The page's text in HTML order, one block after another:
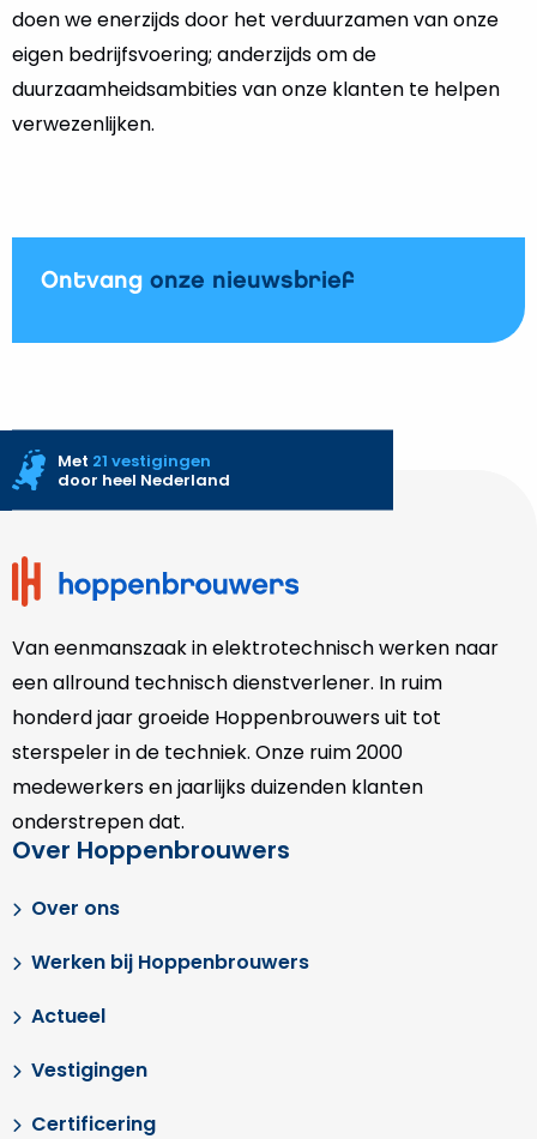
doen we enerzijds door het verduurzamen van onze
eigen bedrijfsvoering; anderzijds om de
duurzaamheidsambities van onze klanten te helpen
verwezenlijken.
Ontvang onze nieuwsbrief
Site
Met 21 vestigingen
door heel Nederland
Van eenmanszaak in elektrotechnisch werken naar
een allround technisch dienstverlener. In ruim
honderd jaar groeide Hoppenbrouwers uit tot
sterspeler in de techniek. Onze ruim 2000
medewerkers en jaarlijks duizenden klanten
onderstrepen dat.
Over Hoppenbrouwers
Over ons
Werken bij Hoppenbrouwers
Actueel
Vestigingen
Certificering